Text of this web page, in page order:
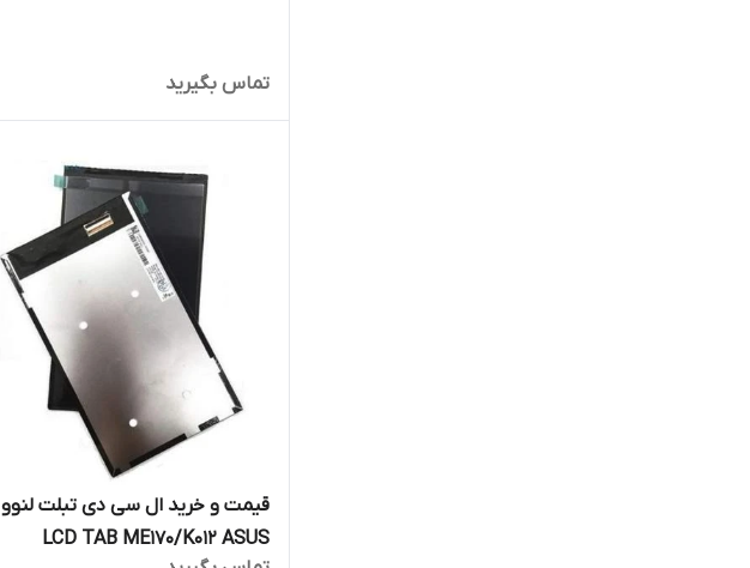
تماس بگیرید
قیمت و خرید ال سی دی تبلت لنوو
LCD TAB ME170/K012 ASUS